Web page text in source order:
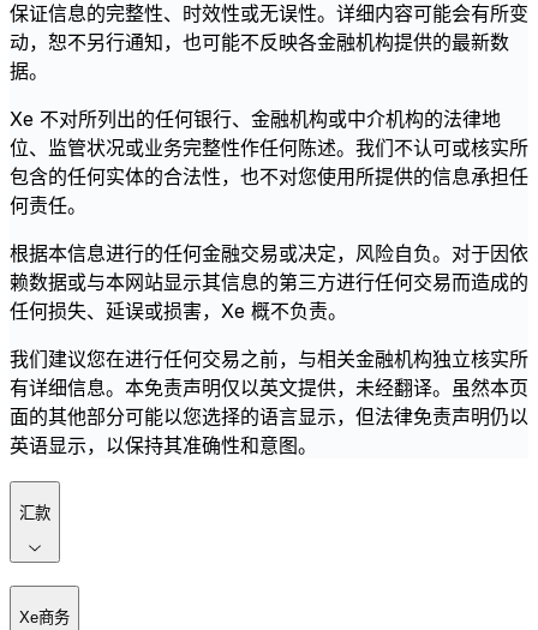
保证信息的完整性、时效性或无误性。详细内容可能会有所变
动，恕不另行通知，也可能不反映各金融机构提供的最新数
据。
Xe 不对所列出的任何银行、金融机构或中介机构的法律地
位、监管状况或业务完整性作任何陈述。我们不认可或核实所
包含的任何实体的合法性，也不对您使用所提供的信息承担任
何责任。
根据本信息进行的任何金融交易或决定，风险自负。对于因依
赖数据或与本网站显示其信息的第三方进行任何交易而造成的
任何损失、延误或损害，Xe 概不负责。
我们建议您在进行任何交易之前，与相关金融机构独立核实所
有详细信息。本免责声明仅以英文提供，未经翻译。虽然本页
面的其他部分可能以您选择的语言显示，但法律免责声明仍以
英语显示，以保持其准确性和意图。
汇款
Xe商务